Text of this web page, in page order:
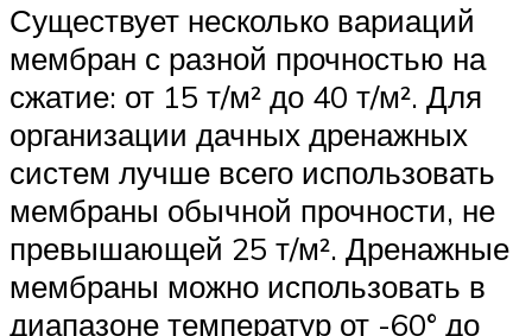
Существует несколько вариаций
мембран с разной прочностью на
сжатие: от 15 т/м² до 40 т/м². Для
организации дачных дренажных
систем лучше всего использовать
мембраны обычной прочности, не
превышающей 25 т/м². Дренажные
мембраны можно использовать в
диапазоне температур от -60° до